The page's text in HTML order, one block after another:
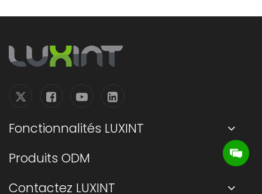
Fonctionnalités LUXINT
Produits ODM
Contactez LUXINT